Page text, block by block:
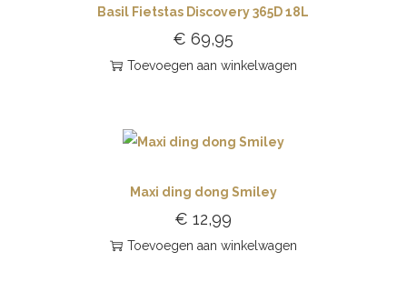
Basil Fietstas Discovery 365D 18L
€ 69,95
Toevoegen aan winkelwagen
Maxi ding dong Smiley
€ 12,99
Toevoegen aan winkelwagen